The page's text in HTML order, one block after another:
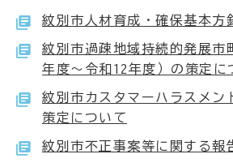
紋別市人材育成・確保基本方
紋別市過疎地域持続的発展市
年度～令和12年度）の策定に
紋別市カスタマーハラスメン
策定について
紋別市不正事案等に関する報